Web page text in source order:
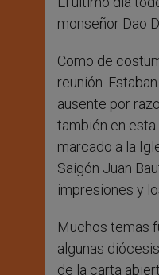
monseñor Dao
Como de
reunión.
ausente por
también en
marcado a la
Saigón Juan
impresiones y
Muchos temas
algunas
de la carta